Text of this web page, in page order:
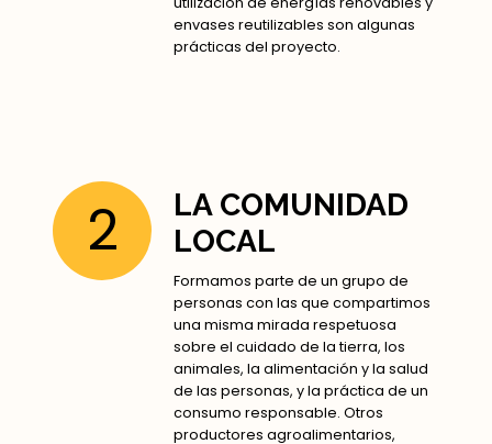
envases reutilizables son algunas
prácticas del proyecto.
2
LA COMUNIDAD
LOCAL
Formamos parte de un grupo de
personas con las que compartimos
una misma mirada respetuosa
sobre el cuidado de la tierra, los
animales, la alimentación y la salud
de las personas, y la práctica de un
consumo responsable. Otros
productores agroalimentarios,